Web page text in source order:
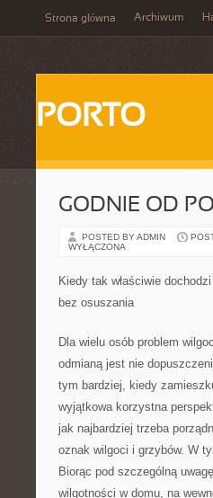
Strona główna Archiwum
PORTO
GODNIE OD
POSTED BY ADMIN
WYŁĄCZONA
Kiedy tak właściwie
bez osuszania
Dla wielu osób problem
odmianą jest nie
tym bardziej, kiedy
wyjątkowa korzystna
jak najbardziej trzeba
oznak wilgoci i grzybów. W
Biorąc pod szczególną
wilgotności w domu, na